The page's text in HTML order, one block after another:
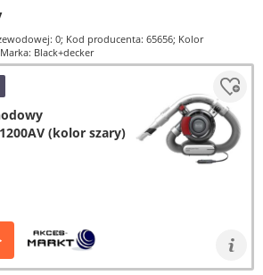
0; Kod producenta: 65656; Kolor
Black+decker
(kolor szary)